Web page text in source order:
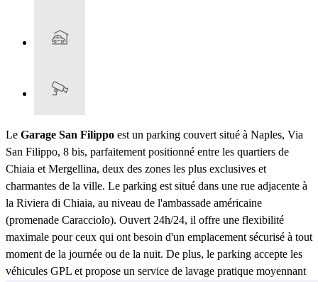
Le Garage San Filippo est un parking couvert situé à Naples, Via
San Filippo, 8 bis, parfaitement positionné entre les quartiers de
Chiaia et Mergellina, deux des zones les plus exclusives et
charmantes de la ville. Le parking est situé dans une rue adjacente à
la Riviera di Chiaia, au niveau de l'ambassade américaine
(promenade Caracciolo). Ouvert 24h/24, il offre une flexibilité
maximale pour ceux qui ont besoin d'un emplacement sécurisé à tout
moment de la journée ou de la nuit. De plus, le parking accepte les
véhicules GPL et propose un service de lavage pratique moyennant